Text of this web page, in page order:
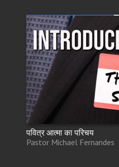
पवित्र आत्मा का परिचय
Pastor Michael Fernandes